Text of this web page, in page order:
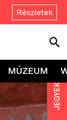
Részletek
MÚZEUM
JEGYEK